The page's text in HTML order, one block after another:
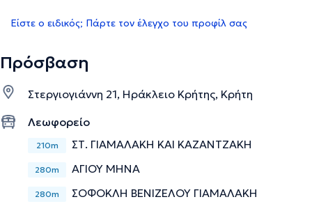
Είστε ο ειδικός; Πάρτε τον έλεγχο του προφίλ σας
Πρόσβαση
Στεργιογιάννη 21, Ηράκλειο Κρήτης, Κρήτη
Λεωφορείο
210m ΣΤ. ΓΙΑΜΑΛΑΚΗ ΚΑΙ ΚΑΖΑΝΤΖΑΚΗ
280m ΑΓΙΟΥ ΜΗΝΑ
280m ΣΟΦΟΚΛΗ ΒΕΝΙΖΕΛΟΥ ΓΙΑΜΑΛΑΚΗ